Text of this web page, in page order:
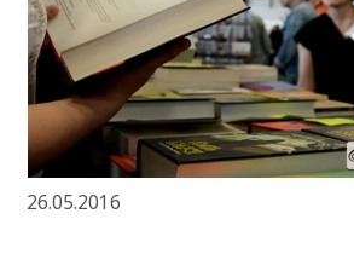
26.05.2016